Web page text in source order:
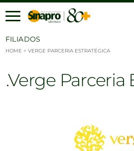
Ir para o conteúdo
FILIADOS
HOME > VERGE PARCERIA ESTRATÉGICA
Verge Parceria